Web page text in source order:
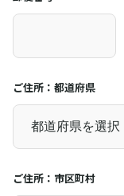
ご住所：都道府県
ご住所：市区町村